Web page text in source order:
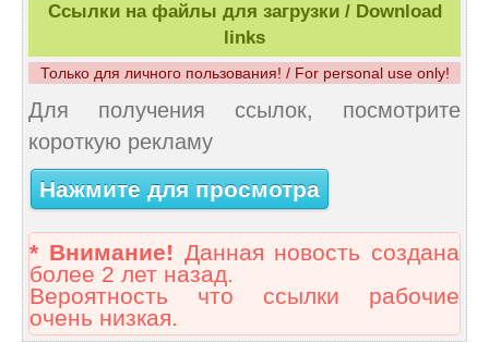
Ссылки на файлы для загрузки / Download
links
Только для личного пользования! / For personal use only!
Для получения ссылок, посмотрите
короткую рекламу
Нажмите для просмотра
* Внимание! Данная новость создана
более 2 лет назад.
Вероятность что ссылки рабочие
очень низкая.